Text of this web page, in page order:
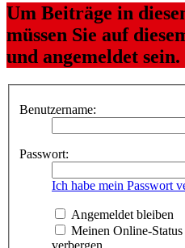
Um Beiträge in
müssen Sie auf
und angemeldet sein.
Benutzername:
Passwort:
Ich habe mein Passwort
Angemeldet bleiben
Meinen Online-